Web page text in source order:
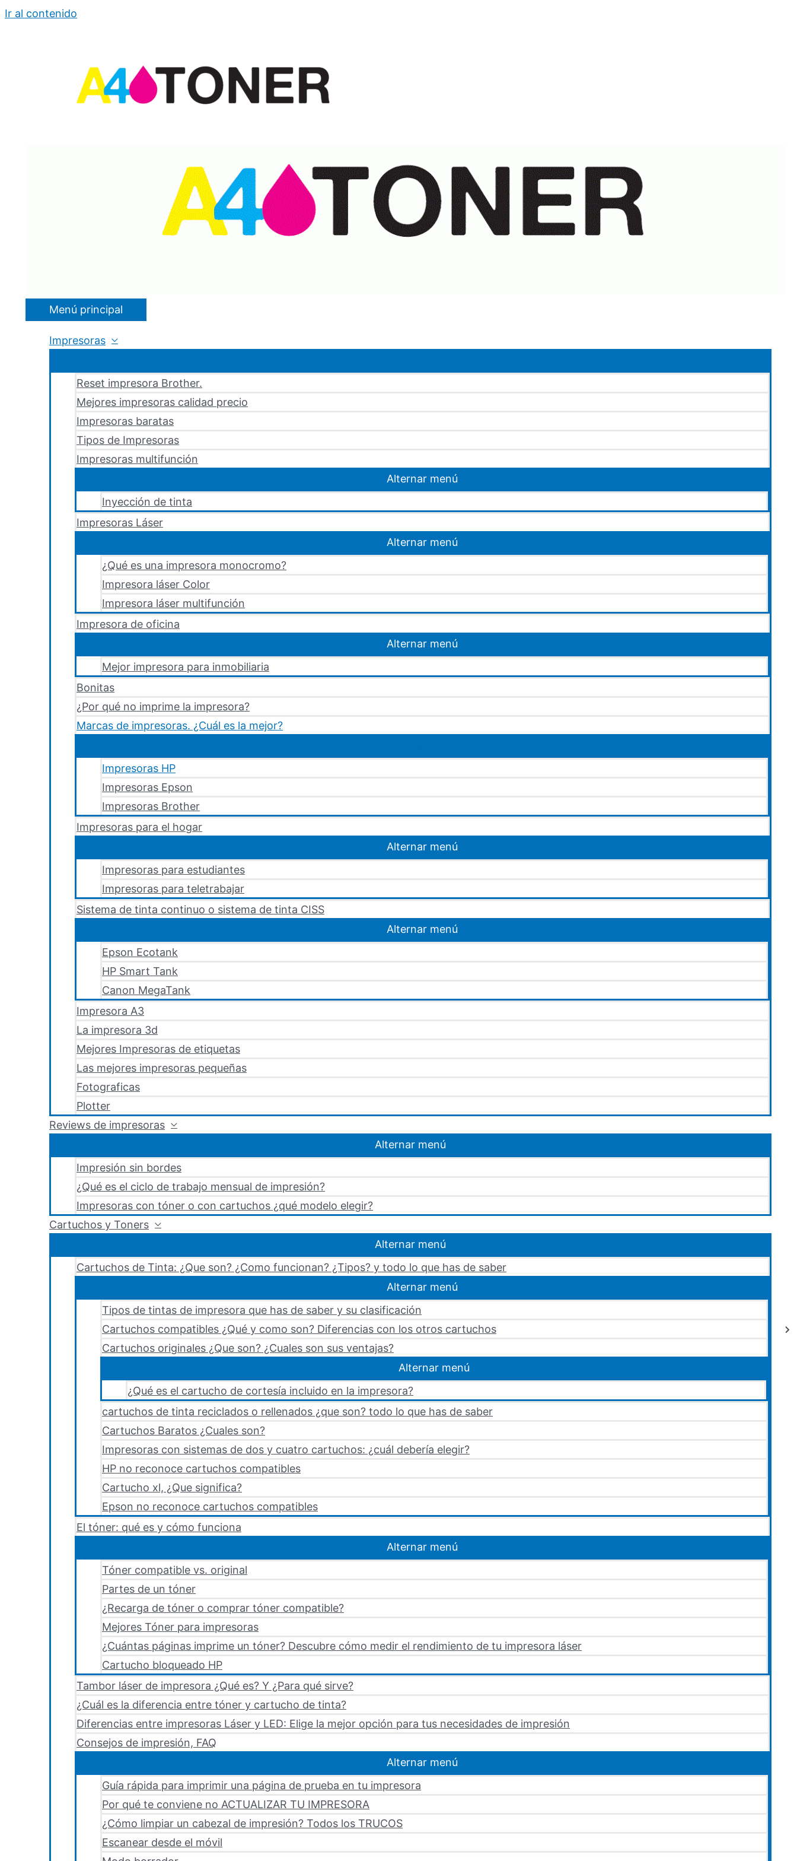
Ir al contenido
Menú principal
Impresoras
Reset impresora Brother.
Mejores impresoras calidad precio
Impresoras baratas
Tipos de Impresoras
Impresoras multifunción
Alternar menú
Inyección de tinta
Impresoras Láser
Alternar menú
¿Qué es una impresora monocromo?
Impresora láser Color
Impresora láser multifunción
Impresora de oficina
Alternar menú
Mejor impresora para inmobiliaria
Bonitas
¿Por qué no imprime la impresora?
Marcas de impresoras. ¿Cuál es la mejor?
Impresoras HP
Impresoras Epson
Impresoras Brother
Impresoras para el hogar
Alternar menú
Impresoras para estudiantes
Impresoras para teletrabajar
Sistema de tinta continuo o sistema de tinta CISS
Alternar menú
Epson Ecotank
HP Smart Tank
Canon MegaTank
Impresora A3
La impresora 3d
Mejores Impresoras de etiquetas
Las mejores impresoras pequeñas
Fotograficas
Plotter
Reviews de impresoras
Alternar menú
Impresión sin bordes
¿Qué es el ciclo de trabajo mensual de impresión?
Impresoras con tóner o con cartuchos ¿qué modelo elegir?
Cartuchos y Toners
Alternar menú
Cartuchos de Tinta: ¿Que son? ¿Como funcionan? ¿Tipos? y todo lo que has de saber
Alternar menú
Tipos de tintas de impresora que has de saber y su clasificación
Cartuchos compatibles ¿Qué y como son? Diferencias con los otros cartuchos
Cartuchos originales ¿Que son? ¿Cuales son sus ventajas?
Alternar menú
¿Qué es el cartucho de cortesía incluido en la impresora?
cartuchos de tinta reciclados o rellenados ¿que son? todo lo que has de saber
Cartuchos Baratos ¿Cuales son?
Impresoras con sistemas de dos y cuatro cartuchos: ¿cuál debería elegir?
HP no reconoce cartuchos compatibles
Cartucho xl, ¿Que significa?
Epson no reconoce cartuchos compatibles
El tóner: qué es y cómo funciona
Alternar menú
Tóner compatible vs. original
Partes de un tóner
¿Recarga de tóner o comprar tóner compatible?
Mejores Tóner para impresoras
¿Cuántas páginas imprime un tóner? Descubre cómo medir el rendimiento de tu impresora láser
Cartucho bloqueado HP
Tambor láser de impresora ¿Qué es? Y ¿Para qué sirve?
¿Cuál es la diferencia entre tóner y cartucho de tinta?
Diferencias entre impresoras Láser y LED: Elige la mejor opción para tus necesidades de impresión
Consejos de impresión, FAQ
Alternar menú
Guía rápida para imprimir una página de prueba en tu impresora
Por qué te conviene no ACTUALIZAR TU IMPRESORA
¿Cómo limpiar un cabezal de impresión? Todos los TRUCOS
Escanear desde el móvil